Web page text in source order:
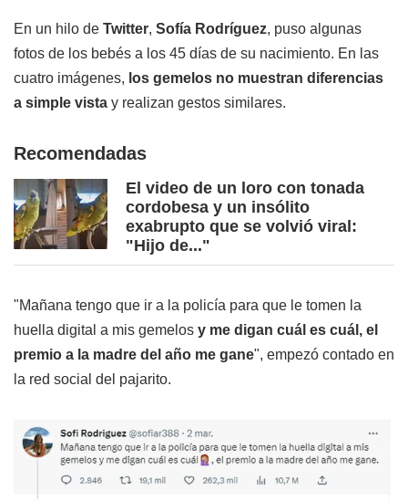
En un hilo de Twitter, Sofía Rodríguez, puso algunas
fotos de los bebés a los 45 días de su nacimiento. En las
cuatro imágenes, los gemelos no muestran diferencias
a simple vista y realizan gestos similares.
Recomendadas
El video de un loro con tonada
cordobesa y un insólito
exabrupto que se volvió viral:
"Hijo de..."
"Mañana tengo que ir a la policía para que le tomen la
huella digital a mis gemelos y me digan cuál es cuál, el
premio a la madre del año me gane", empezó contado en
la red social del pajarito.